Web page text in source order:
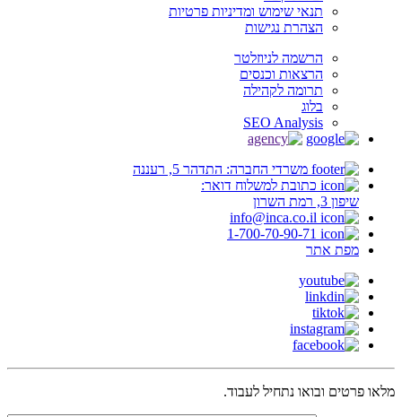
תנאי שימוש ומדיניות פרטיות
הצהרת נגישות
הרשמה לניוזלטר
הרצאות וכנסים
תרומה לקהילה
בלוג
SEO Analysis
משרדי החברה: התדהר 5, רעננה
כתובת למשלוח דואר:
שיפון 3, רמת השרון
info@inca.co.il
1-700-70-90-71
מפת אתר
מלאו פרטים ובואו נתחיל לעבוד.